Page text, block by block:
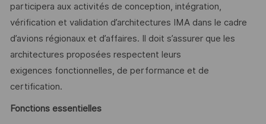
participera aux activités de conception, intégration,
vérification et validation d’architectures IMA dans le cadre
d’avions régionaux et d’affaires. Il doit s’assurer que les
architectures proposées respectent leurs
exigences fonctionnelles, de performance et de
certification.
Fonctions essentielles